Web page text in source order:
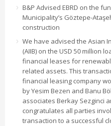
B&P Advised EBRD on the
Municipality’s Göztepe-
construction
We have advised the Asian
(AIIB) on the USD 50 million
financial leases for
related assets. This
financial leasing company
by Yesim Bezen and Banu
associates Berkay Sezginci
congratulates all parties
transaction to a successful